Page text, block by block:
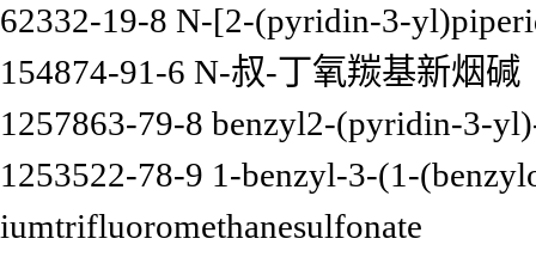
62332-19-8 N-[2-(pyridin-3-
154874-91-6 N-叔-丁氧羰基新烟碱
1257863-79-8 benzyl2-(pyridin-3-
1253522-78-9 1-benzyl-3-(1-
iumtrifluoromethanesulfonate